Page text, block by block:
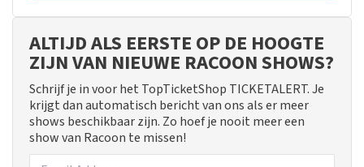
ALTIJD ALS EERSTE OP DE HOOGTE
ZIJN VAN NIEUWE RACOON SHOWS?
Schrijf je in voor het TopTicketShop TICKETALERT. Je
krijgt dan automatisch bericht van ons als er meer
shows beschikbaar zijn. Zo hoef je nooit meer een
show van Racoon te missen!